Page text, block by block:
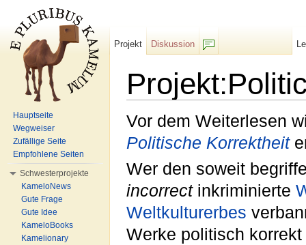
Vor dem Weiterlesen
Politische Korrektheit
Wer den soweit
incorrectinkriminierte
Weltkulturerbes
Werke politisch
Projekt
Diskussion
Hauptseite
Wegweiser
Zufällige Seite
Empfohlene Seiten
Schwesterprojekte
KameloNews
Gute Frage
Gute Idee
KameloBooks
Kamelionary